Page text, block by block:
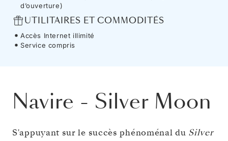
d’ouverture)
UTILITAIRES ET COMMODITÉS
Accès Internet illimité
Service compris
Navire - Silver Moon
S'appuyant sur le succès phénoménal du Silver